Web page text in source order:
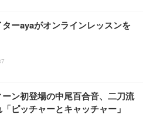
ソコンチェア (ホワイト)
スチェア デスクチェア 肘なし メ
ンバーサポート付き 腰サポート ガ
度回転 キャスター付き コンパク
280Hz/FHD】GRAPHT THE S
Monitor 24” Essential ゲーミン
インチ 1ms FHD 量子ドット 残
ペットシーツ 超厚型 お徳用 レギ
Amazon.co.jp限定】
ーayaがオンラインレッスンを
ン初登場の中尾百合音、二刀流
ピッチャーとキャッチャー」